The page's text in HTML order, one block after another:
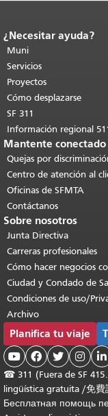
Fin del contenido de la
de esta página se repite
páginas.Volver al
contenido principal
¿Necesitar ayuda?
Muni
Servicios
Proyectos
Cómo desplazarse
SF 311
Información regional
Mantente conectado
Quejas por
Centro de atención al
Oficinas de SFMTA
Contáctanos
Sobre nosotros
Junta Directiva
Carreras profesionales
Cómo hacer negocios
Ciudad y Condado de
Condiciones de uso/
Archivo
Planifica tu viaje
    
☎ 311 (Fuera de SF
lingüística gratuita /免費
Бесплатная помощь